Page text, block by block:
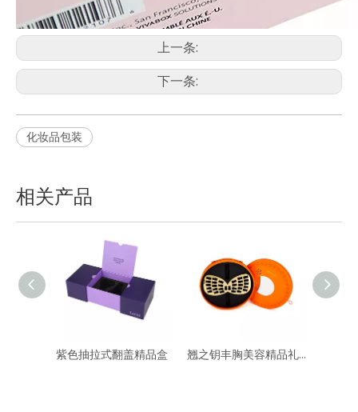
上一条:
下一条:
化妆品包装
相关产品
紫色抽拉式翻盖精品盒 翘之钥丰胸美容精品礼盒